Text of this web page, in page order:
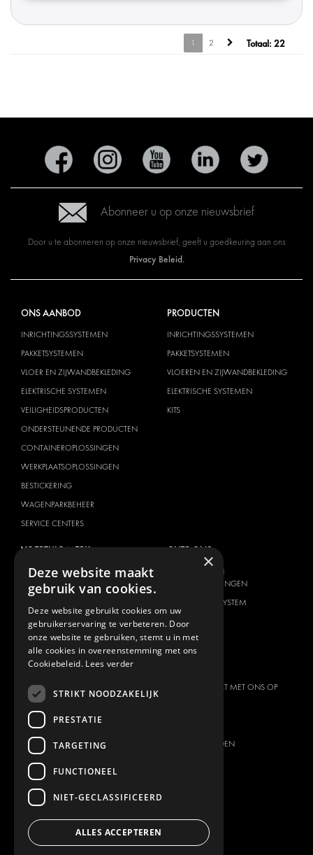
1 2 Totaal: 22
Abonneer u op onze nieuwsbrief
Door u te abonneren op onze nieuwsbrief, geeft u goedkeuring aan ons
Privacy Beleid.
ONS AANBOD
INRICHTINGSSYSTEMEN
PAKKETSYSTEMEN
VLOER EN ZIJWANDBEKLEDING
ELEKTRISCHE SYSTEMEN
VEILIGHEIDSPRODUCTEN
ONDERSTEUNENDE PRODUCTEN
CONTAINEROPLOSSINGEN
WERKPLAATSOPLOSSINGEN
BESTICKERING
WAGENPARKBEHEER
SERVICE CENTERS
PRODUCTEN
INRICHTINGSSYSTEMEN
PAKKETSYSTEMEN
VLOEREN EN ZIJWANDBEKLEDING
ELEKTRISCHE SYSTEMEN
KITS
VOERTUIG MERK
CITROËN
DACIA
FIAT
FORD
HYUNDAI
IVECO
MAN
MAXUS
MERCEDES
NISSAN
PEUGEOT
VOLKSWAGEN
OVER ONS
AANBIEDER VAN
TOTAALOPLOSSINGEN
OVER MODUL-SYSTEM
DOWNLOADS
NIEUWS
NEEM CONTACT MET ONS OP
PARTNER WORDEN
×
Deze website maakt
gebruik van cookies.
Deze website gebruikt cookies om uw
gebruikerservaring te verbeteren. Door
onze website te gebruiken, stemt u in met
alle cookies in overeenstemming met ons
Cookiebeleid. Lees verder
STRIKT NOODZAKELIJK
PRESTATIE
TARGETING
FUNCTIONEEL
NIET-GECLASSIFICEERD
ALLES ACCEPTEREN